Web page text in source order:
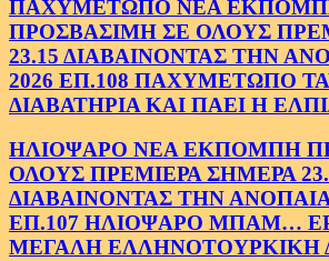
ΠΑΧΥΜΕΤΩΠΟ ΝΕΑ
ΠΡΟΣΒΑΣΙΜΗ ΣΕ ΟΛΟΥΣ
23.15 ΔΙΑΒΑΙΝΟΝΤΑΣ ΤΗΝ
2026 ΕΠ.108 ΠΑΧΥΜΕΤΩΠΟ
ΔΙΑΒΑΤΗΡΙΑ ΚΑΙ ΠΑΕΙ Η
ΗΛΙΟΨΑΡΟ ΝΕΑ ΕΚΠΟΜΠΗ
ΟΛΟΥΣ ΠΡΕΜΙΕΡΑ ΣΗΜΕΡΑ
ΔΙΑΒΑΙΝΟΝΤΑΣ ΤΗΝ ΑΝΟΠΑΙΑ
ΕΠ.107 ΗΛΙΟΨΑΡΟ ΜΠΑΜ…
ΜΕΓΑΛΗ ΕΛΛΗΝΟΤΟΥΡΚΙΚΗ